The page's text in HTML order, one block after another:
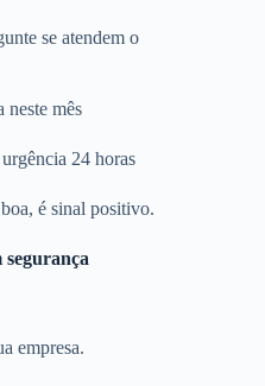
se atendem o
neste mês
24 horas
é sinal positivo.
segurança
empresa.